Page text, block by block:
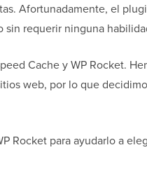
Afortunadamente, el
requerir ninguna
Cache y WP Rocket.
web, por lo que
Rocket para ayudarlo a